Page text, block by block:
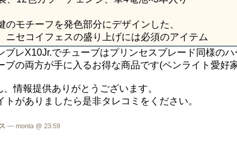
のモチーフを発色部分にデザインした、
ニセコイフェスの盛り上げには必須のアイテム
ブレX10Jr.でチューブはプリンセスブレード同様の
ブの両方が手に入るお得な商品です(ペンライト愛好
、情報提供ありがとうございます。
がありましたら是非タレコミをください。
— monta @ 23:59